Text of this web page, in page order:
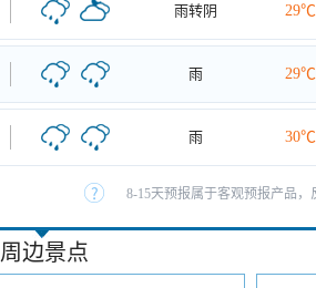
雨转阴 29℃
雨 29℃
雨 30℃
8-15天预报属于客观预报产品
周边景点